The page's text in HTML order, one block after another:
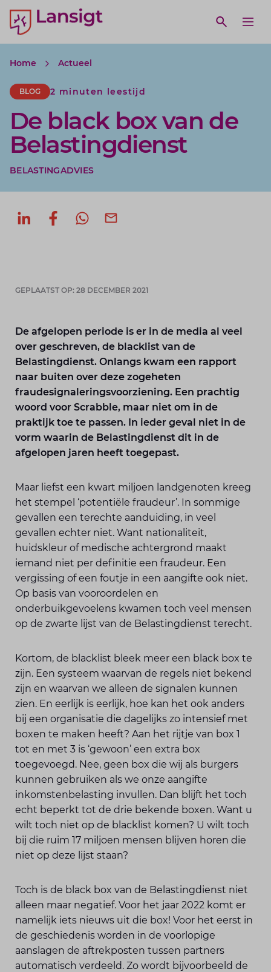
Lansigt Accountants logo
Open
search website
Home Actueel
BLOG 2 minuten leestijd
De black box van de
Belastingdienst
BELASTINGADVIES
Deel op LinkedIn
Deel op Facebook
GEPLAATST OP: 28 DECEMBER 2021
De afgelopen periode is er in de media al veel
over geschreven, de blacklist van de
Belastingdienst. Onlangs kwam een rapport
naar buiten over deze zogeheten
fraudesignaleringsvoorziening. Een prachtig
woord voor Scrabble, maar niet om in de
praktijk toe te passen. In ieder geval niet in de
vorm waarin de Belastingdienst dit in de
afgelopen jaren heeft toegepast.
Maar liefst een kwart miljoen landgenoten kreeg
het stempel ‘potentiële fraudeur’. In sommige
gevallen een terechte aanduiding, in veel
gevallen echter niet. Want nationaliteit,
huidskleur of medische achtergrond maakt
iemand niet per definitie een fraudeur. Een
vergissing of een foutje in een aangifte ook niet.
Op basis van vooroordelen en
onderbuikgevoelens kwamen toch veel mensen
op de zwarte lijst van de Belastingdienst terecht.
Kortom, de blacklist bleek meer een black box te
zijn. Een systeem waarvan de regels niet bekend
zijn en waarvan we alleen de signalen kunnen
zien. En eerlijk is eerlijk, hoe kan het ook anders
bij een organisatie die dagelijks zo intensief met
boxen te maken heeft? Aan het rijtje van box 1
tot en met 3 is ‘gewoon’ een extra box
toegevoegd. Nee, geen box die wij als burgers
kunnen gebruiken als we onze aangifte
inkomstenbelasting invullen. Dan blijft het toch
echt beperkt tot de drie bekende boxen. Want u
wilt toch niet op de blacklist komen? U wilt toch
bij die ruim 17 miljoen mensen blijven horen die
niet op deze lijst staan?
Toch is de black box van de Belastingdienst niet
alleen maar negatief. Voor het jaar 2022 komt er
namelijk iets nieuws uit die box! Voor het eerst in
de geschiedenis worden in de voorlopige
aanslagen de aftrekposten tussen partners
automatisch verdeeld. Zo wordt bijvoorbeeld de